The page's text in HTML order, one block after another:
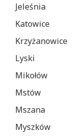
Jeleśnia
Katowice
Krzyżanowice
Lyski
Mikołów
Mstów
Mszana
Myszków